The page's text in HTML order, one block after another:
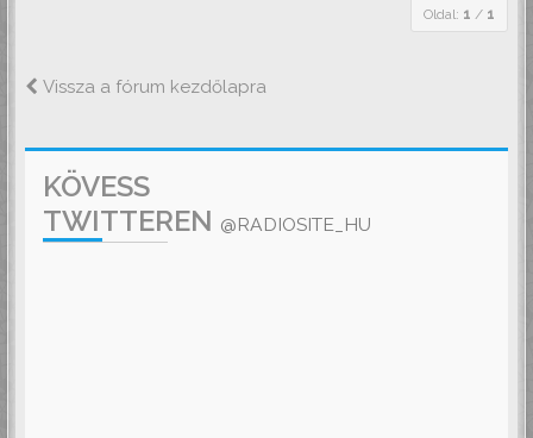
Oldal: 1 / 1
Vissza a fórum kezdőlapra
KÖVESS
TWITTEREN @RADIOSITE_HU